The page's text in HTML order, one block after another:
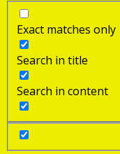
Exact matches only
Search in title
Search in content